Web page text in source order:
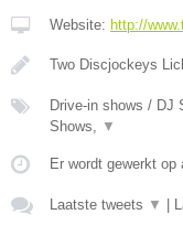
Website: http://
Two Discjockeys
Drive-in shows / DJ
Shows, ▼
Er wordt gewerkt op
Laatste tweets ▼